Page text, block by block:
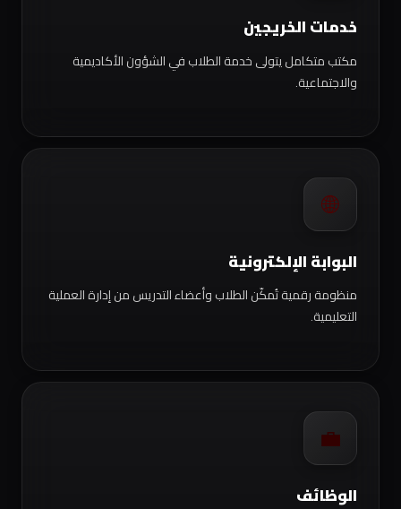
خدمات الخريجين
مكتب متكامل يتولى خدمة الطلاب في الشؤون الأكاديمية
والاجتماعية.
🌐
البوابة الإلكترونية
منظومة رقمية تُمكّن الطلاب وأعضاء التدريس من إدارة العملية
التعليمية.
💼
الوظائف